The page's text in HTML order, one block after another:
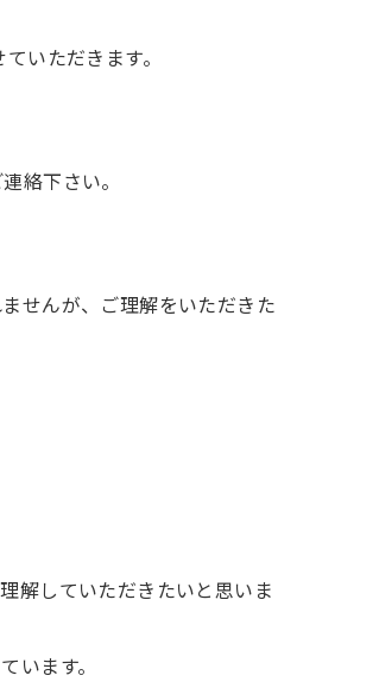
いただきます。
絡下さい。
せんが、ご理解をいただきた
解していただきたいと思いま
います。